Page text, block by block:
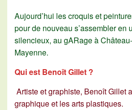
Aujourd’hui les croquis et
pour de nouveau s’assembler en
silencieux, au gARage à
Mayenne.
Qui est Benoît Gillet ?
Artiste et graphiste, Benoît Gillet
graphique et les arts plastiques.